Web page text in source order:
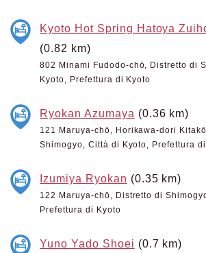
Kyoto Hot Spring Hatoya
(0.82 km)
802 Minami Fudodo-chō, Distretto di
Kyoto, Prefettura di Kyoto
Ryokan Azumaya (0.36 km)
121 Maruya-chō, Horikawa-dori
Shimogyo, Città di Kyoto, Prefettura
Izumiya Ryokan (0.35 km)
122 Maruya-chō, Distretto di
Prefettura di Kyoto
Yuno Yado Shoei (0.7 km)